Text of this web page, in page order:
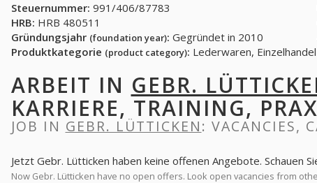
Steuernummer: 991/406/87783
HRB: HRB 480511
Gründungsjahr (foundation year): Gegründet in 2010
Produktkategorie (product category): Lederwaren, Einzelhandel
ARBEIT IN GEBR.
KARRIERE, TRAINING,
JOB IN GEBR. LÜTTICKEN: VACANCIES,
Jetzt Gebr. Lütticken haben keine offenen Angebote. Schauen
Now Gebr. Lütticken have no open offers. Look open vacancies from